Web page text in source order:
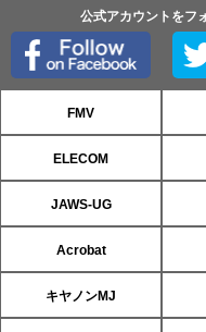
公式アカウントをフ
FMV
ELECOM
JAWS-UG
Acrobat
キヤノンMJ